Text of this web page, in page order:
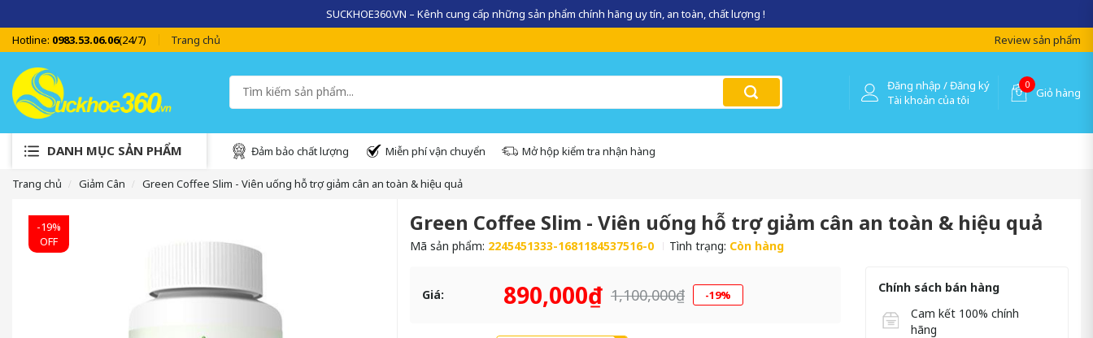
SUCKHOE360.VN – Kênh cung cấp những sản phẩm chính hãng uy tín, an toàn, chất lượng !
Hotline: 0983.53.06.06(24/7) Trang chủ Review sản phẩm
Đăng nhập / Đăng ký
Tài khoản của tôi
0
Giỏ hàng
DANH MỤC SẢN PHẨM Đảm bảo chất lượng Miễn phí vận chuyển Mở hộp kiểm tra nhận hàng
Trang chủ Giảm Cân Green Coffee Slim - Viên uống hỗ trợ giảm cân an toàn & hiệu quả
-19%
OFF
Green Coffee Slim - Viên uống hỗ trợ giảm cân an toàn & hiệu quả
Mã sản phẩm: 2245451333-1681184537516-0 Tình trạng: Còn hàng
Giá: 890,000₫ 1,100,000₫ -19%
Chính sách bán hàng
Cam kết 100% chính
hãng